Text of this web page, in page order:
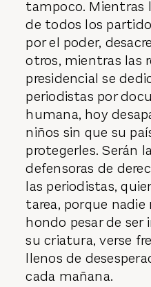
tampoco. Mientras
de todos los
por el poder,
otros, mientras las
presidencial se
periodistas por
humana, hoy
niños sin que su
protegerles. Serán
defensoras de
las periodistas,
tarea, porque nadie
hondo pesar de ser
su criatura, verse
llenos de
cada mañana.